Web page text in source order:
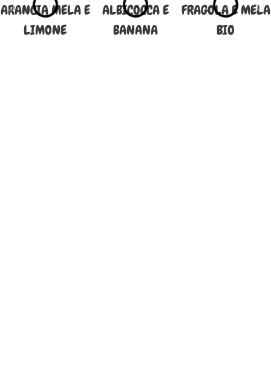
ARANCIA MELA E
LIMONE
ALBICOCCA E
BANANA
FRAGOLA E MELA
BIO